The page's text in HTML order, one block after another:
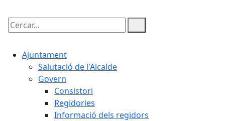
Cercar:
Ajuntament
Salutació de l'Alcalde
Govern
Consistori
Regidories
Informació dels regidors